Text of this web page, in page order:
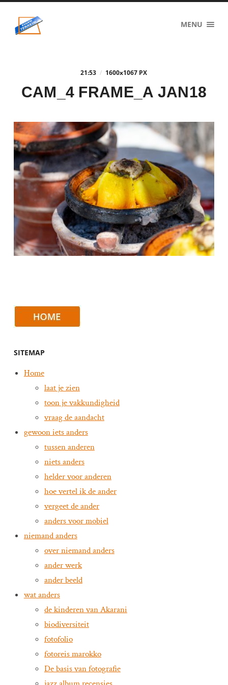
eigenzinnig
terrein
MENU
21:53 / 1600x1067 PX
CAM_4 FRAME_A JAN18
SITEMAP
Home
laat je zien
toon je vakkundigheid
vraag de aandacht
gewoon iets anders
tussen anderen
niets anders
helder voor anderen
hoe vertel ik de ander
vergeet de ander
anders voor mobiel
niemand anders
over niemand anders
ander werk
ander beeld
wat anders
de kinderen van Akarani
biodiversiteit
fotofolio
fotoreis marokko
De basis van fotografie